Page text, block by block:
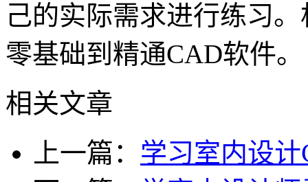
己的实际需求进行练习
零基础到精通CAD软件。
相关文章
上一篇： 学习室内设